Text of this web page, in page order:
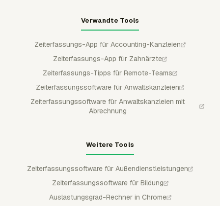
Verwandte Tools
Zeiterfassungs-App für Accounting-Kanzleien
Zeiterfassungs-App für Zahnärzte
Zeiterfassungs-Tipps für Remote-Teams
Zeiterfassungssoftware für Anwaltskanzleien
Zeiterfassungssoftware für Anwaltskanzleien mit
Abrechnung
Weitere Tools
Zeiterfassungssoftware für Außendienstleistungen
Zeiterfassungssoftware für Bildung
Auslastungsgrad-Rechner in Chrome